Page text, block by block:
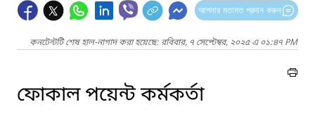
আপনার মতামত প্রদান করুন
কনটেন্টটি শেষ হাল-নাগাদ করা হয়েছে: রবিবার, ৭ সেপ্টেম্বর, ২০২৫ এ ০১:৪৭ PM
ফোকাল পয়েন্ট কর্মকর্তা